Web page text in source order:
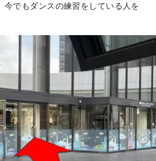
今でもダンスの練習をしている人を